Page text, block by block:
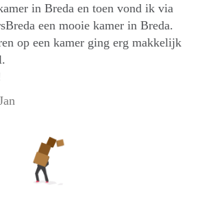
in Breda en toen vond ik via
een mooie kamer in Breda.
op een kamer ging erg makkelijk